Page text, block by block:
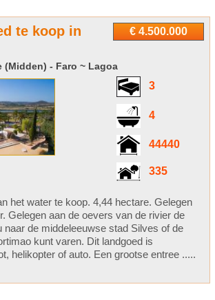
€ 4.500.000
te koop in
(Midden) - Faro ~ Lagoa
3
4
44440
335
het water te koop. 4,44 hectare. Gelegen
Gelegen aan de oevers van de rivier de
naar de middeleeuwse stad Silves of de
kunt varen. Dit landgoed is
helikopter of auto. Een grootse entree .....